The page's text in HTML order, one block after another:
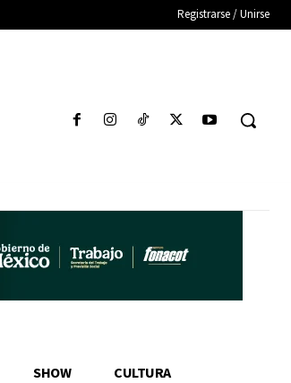
Registrarse / Unirse
SHOW CULTURA